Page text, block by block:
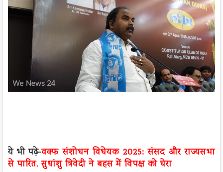
ये भी पढ़े-वक्फ संशोधन विधेयक 2025: संसद और राज्यसभा
से पारित, सुधांशु त्रिवेदी ने बहस में विपक्ष को घेरा